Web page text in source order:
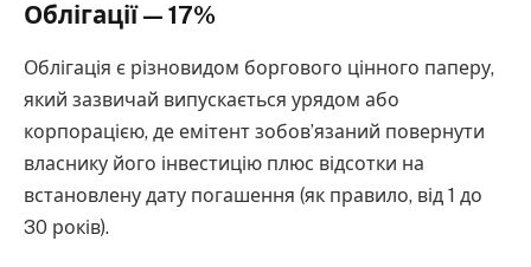
Облігації — 17%
Облігація є різновидом боргового цінного паперу,
який зазвичай випускається урядом або
корпорацією, де емітент зобов’язаний повернути
власнику його інвестицію плюс відсотки на
встановлену дату погашення (як правило, від 1 до
30 років).